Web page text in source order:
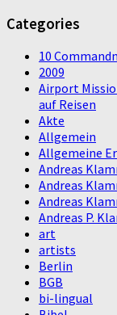
Categories
10
2009
Airport
auf Reisen
Akte
Allgemein
Allgemeine
Andreas
Andreas
Andreas
Andreas P.
art
artists
Berlin
BGB
bi-lingual